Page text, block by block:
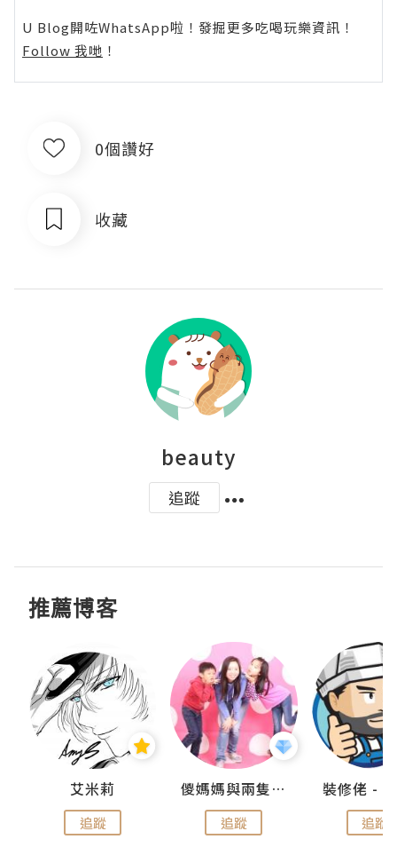
U Blog開咗WhatsApp啦！發掘更多吃喝玩樂資訊！
Follow 我哋 ！
0個讚好
收藏
beauty
追蹤
推薦博客
艾米莉
追蹤
儍媽媽與兩隻小魔怪之家
追蹤 追蹤